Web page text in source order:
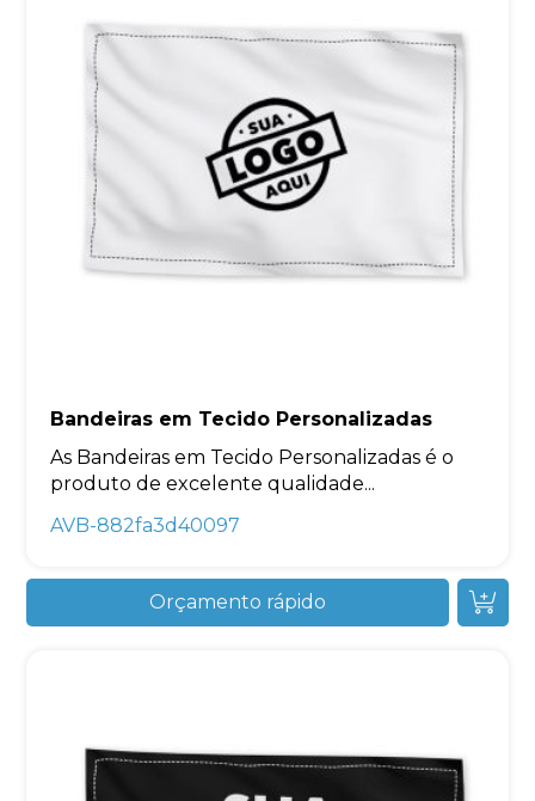
Bandeiras em Tecido Personalizadas
As Bandeiras em Tecido Personalizadas é o
produto de excelente qualidade...
AVB-882fa3d40097
Orçamento rápido